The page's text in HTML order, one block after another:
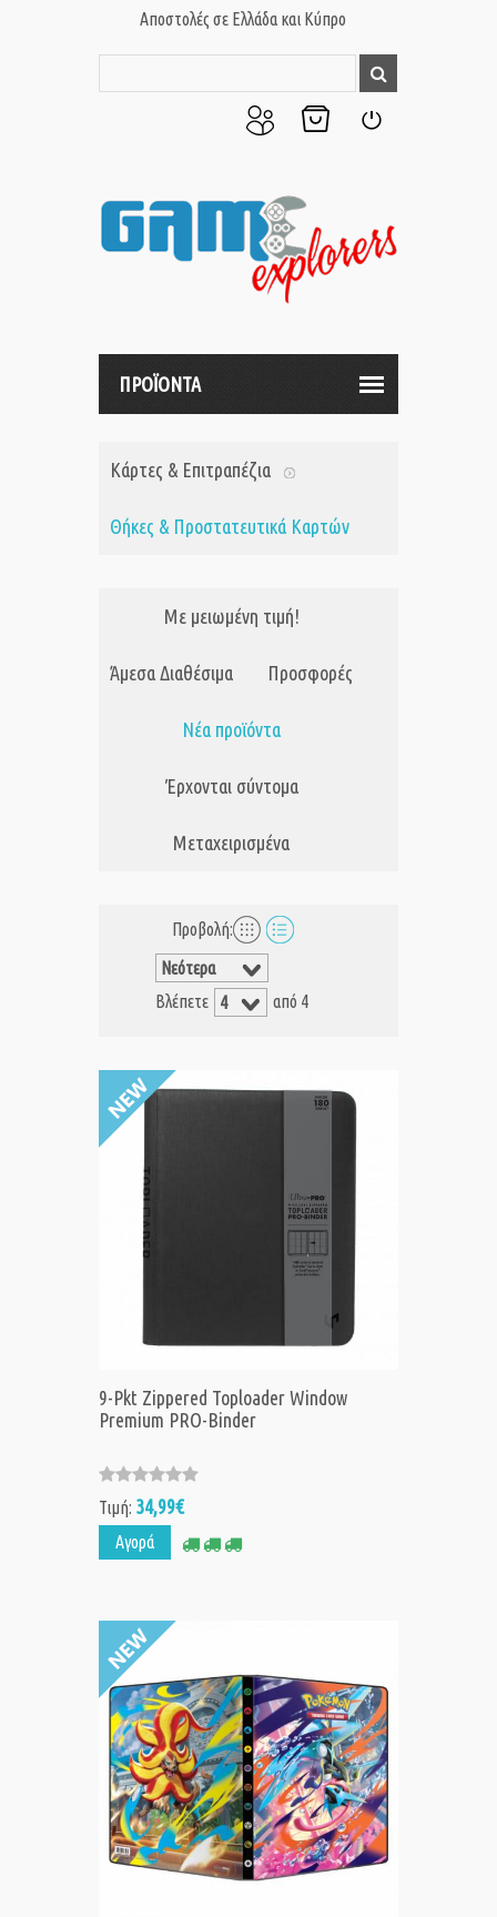
Αποστολές σε Ελλάδα και Κύπρο
μου
ΠΡΟΪΟΝΤΑ
Κάρτες & Επιτραπέζια
Θήκες & Προστατευτικά Καρτών
Με μειωμένη τιμή!
Άμεσα Διαθέσιμα Προσφορές
Νέα προϊόντα
Έρχονται σύντομα
Μεταχειρισμένα
Προβολή:
Βλέπετε από 4
9-Pkt Zippered Toploader Window
Premium PRO-Binder
Τιμή: 34,99€
Αγορά